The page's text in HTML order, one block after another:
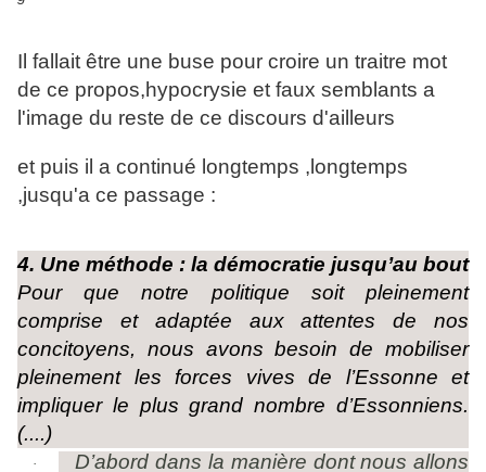
Il fallait être une buse pour croire un traitre mot
de ce propos,hypocrysie et faux semblants a
l'image du reste de ce discours d'ailleurs
et puis il a continué longtemps ,longtemps
,jusqu'a ce passage :
4. Une méthode : la démocratie jusqu’au bout
Pour que notre politique soit pleinement
comprise et adaptée aux attentes de nos
concitoyens, nous avons besoin de mobiliser
pleinement les forces vives de l’Essonne et
impliquer le plus grand nombre d’Essonniens.
(....)
· D’abord dans la manière dont nous allons